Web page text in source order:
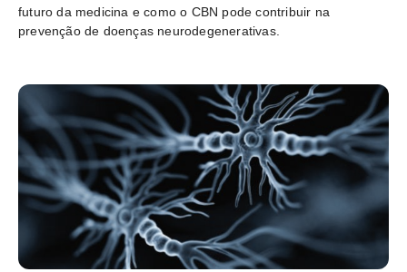
futuro da medicina e como o CBN pode contribuir na
prevenção de doenças neurodegenerativas.